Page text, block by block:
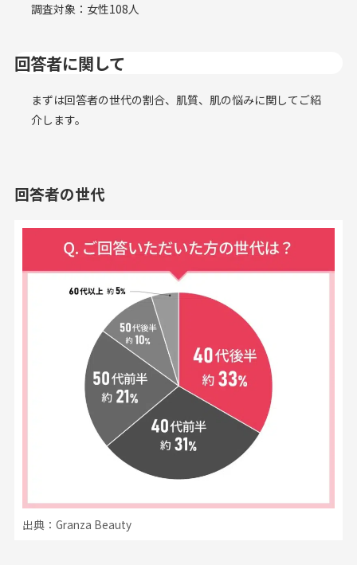
調査対象：女性108人
回答者に関して
まずは回答者の世代の割合、肌質、肌の悩みに関してご紹
介します。
回答者の世代
出典：Granza Beauty